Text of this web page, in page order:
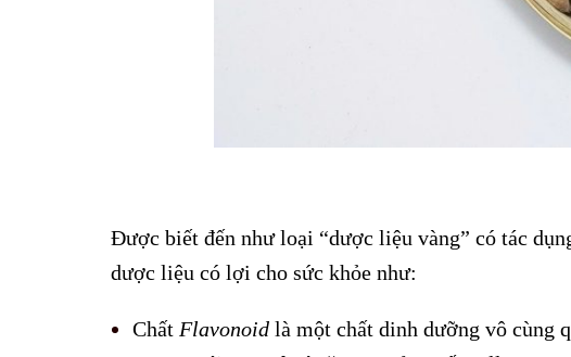
Được biết đến như loại “dược liệu vàng” có tác
dược liệu có lợi cho sức khỏe như:
Chất Flavonoid là một chất dinh dưỡng vô cùng